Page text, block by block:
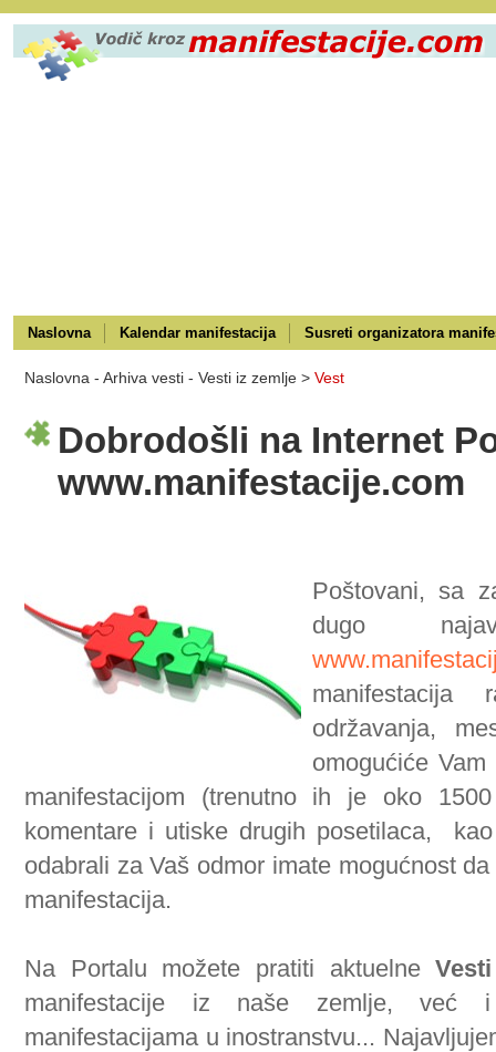
Naslovna Kalendar manifestacija Susreti organizatora
Naslovna - Arhiva vesti - Vesti iz zemlje > Vest
Dobrodošli na Internet
www.manifestacije.com
Poštovani, sa
dugo
manifestacija
održavanja,
omogućiće
manifestacijom (trenutno ih je oko
komentare i utiske drugih posetilaca,
odabrali za Vaš odmor imate mogućnost
manifestacija.
Na Portalu možete pratiti aktuelneVesti
manifestacije iz naše zemlje, već i
manifestacijama u inostranstvu...